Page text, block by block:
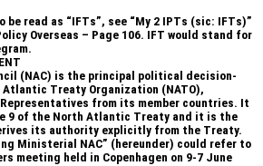
be read as “IFTs”, see “My 2 IPTs (sic: IFTs)”
Overseas – Page 106. IFT would stand for
(NAC) is the principal political decision-
Treaty Organization (NATO),
from its member countries. It
9 of the North Atlantic Treaty and it is the
its authority explicitly from the Treaty.
Ministerial NAC” (hereunder) could refer to
meeting held in Copenhagen on 9-7 June